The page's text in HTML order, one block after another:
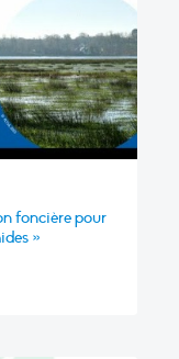
foncière pour
»